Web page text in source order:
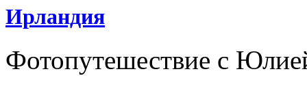
Ирландия
Фотопутешествие с